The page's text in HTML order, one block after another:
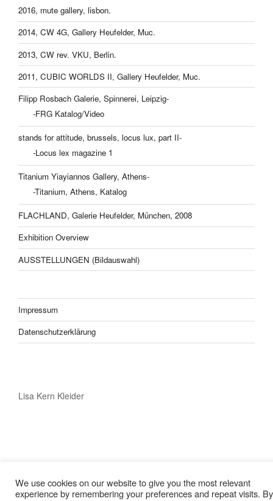
2016, mute gallery, lisbon.
2014, CW 4G, Gallery Heufelder, Muc.
2013, CW rev. VKU, Berlin.
2011, CUBIC WORLDS II, Gallery Heufelder, Muc.
Filipp Rosbach Galerie, Spinnerei, Leipzig-
-FRG Katalog/Video
stands for attitude, brussels, locus lux, part II-
-Locus lex magazine 1
Titanium Yiayiannos Gallery, Athens-
-Titanium, Athens, Katalog
FLACHLAND, Galerie Heufelder, München, 2008
Exhibition Overview
AUSSTELLUNGEN (Bildauswahl)
Impressum
Datenschutzerklärung
Lisa Kern Kleider
We use cookies on our website to give you the most relevant
experience by remembering your preferences and repeat visits. By